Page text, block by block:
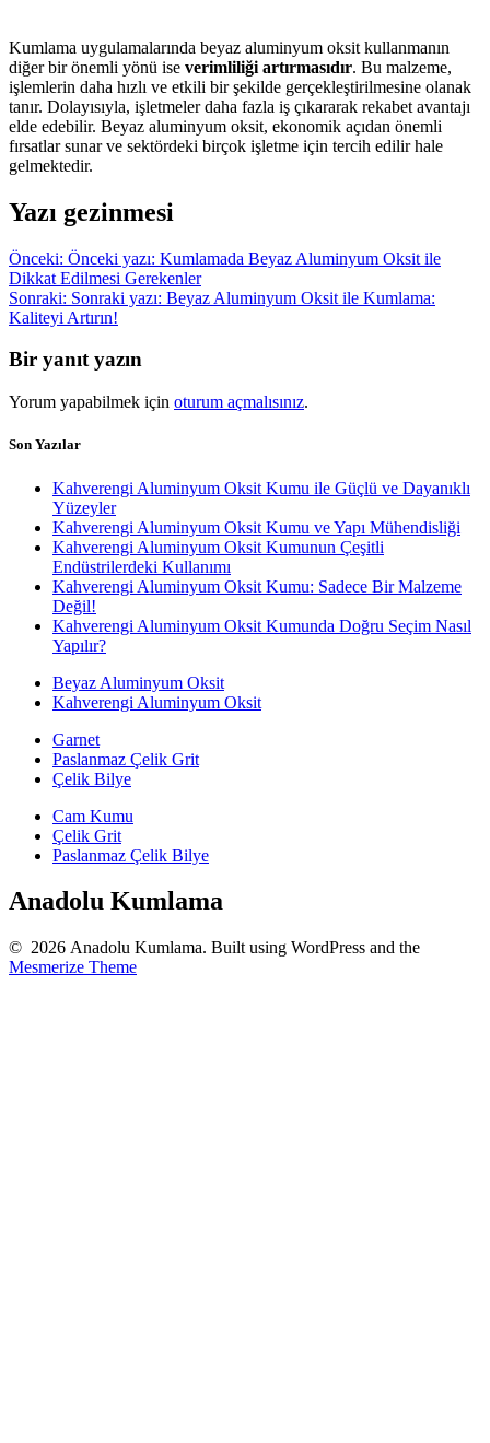
Kumlama uygulamalarında beyaz aluminyum oksit kullanmanın
diğer bir önemli yönü ise verimliliği artırmasıdır. Bu malzeme,
işlemlerin daha hızlı ve etkili bir şekilde gerçekleştirilmesine olanak
tanır. Dolayısıyla, işletmeler daha fazla iş çıkararak rekabet avantajı
elde edebilir. Beyaz aluminyum oksit, ekonomik açıdan önemli
fırsatlar sunar ve sektördeki birçok işletme için tercih edilir hale
gelmektedir.
Yazı gezinmesi
Önceki: Önceki yazı: Kumlamada Beyaz Aluminyum Oksit ile
Dikkat Edilmesi Gerekenler
Sonraki: Sonraki yazı: Beyaz Aluminyum Oksit ile Kumlama:
Kaliteyi Artırın!
Bir yanıt yazın
Yorum yapabilmek için oturum açmalısınız.
Son Yazılar
Kahverengi Aluminyum Oksit Kumu ile Güçlü ve Dayanıklı
Yüzeyler
Kahverengi Aluminyum Oksit Kumu ve Yapı Mühendisliği
Kahverengi Aluminyum Oksit Kumunun Çeşitli
Endüstrilerdeki Kullanımı
Kahverengi Aluminyum Oksit Kumu: Sadece Bir Malzeme
Değil!
Kahverengi Aluminyum Oksit Kumunda Doğru Seçim Nasıl
Yapılır?
Beyaz Aluminyum Oksit
Kahverengi Aluminyum Oksit
Garnet
Paslanmaz Çelik Grit
Çelik Bilye
Cam Kumu
Çelik Grit
Paslanmaz Çelik Bilye
Anadolu Kumlama
© 2026 Anadolu Kumlama. Built using WordPress and the
Mesmerize Theme